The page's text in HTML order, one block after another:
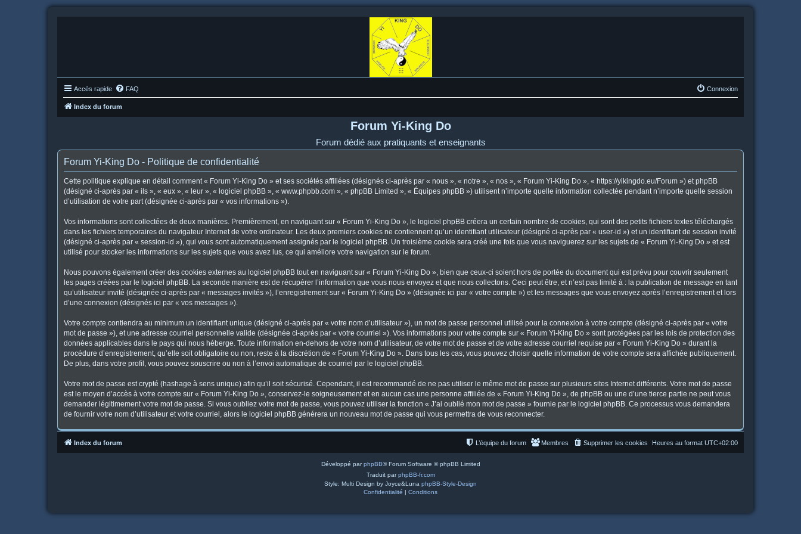
Accès rapide FAQ Connexion
Index du forum
Forum Yi-King Do
Forum dédié aux pratiquants et enseignants
Forum Yi-King Do - Politique de confidentialité
Cette politique explique en détail comment « Forum Yi-King Do » et ses sociétés affiliées (désignés ci-après par « nous », « notre », « nos », « Forum Yi-King Do », « https://yikingdo.eu/Forum ») et phpBB
(désigné ci-après par « ils », « eux », « leur », « logiciel phpBB », « www.phpbb.com », « phpBB Limited », « Équipes phpBB ») utilisent n’importe quelle information collectée pendant n’importe quelle session
d’utilisation de votre part (désignée ci-après par « vos informations »).
Vos informations sont collectées de deux manières. Premièrement, en naviguant sur « Forum Yi-King Do », le logiciel phpBB créera un certain nombre de cookies, qui sont des petits fichiers textes téléchargés
dans les fichiers temporaires du navigateur Internet de votre ordinateur. Les deux premiers cookies ne contiennent qu’un identifiant utilisateur (désigné ci-après par « user-id ») et un identifiant de session invité
(désigné ci-après par « session-id »), qui vous sont automatiquement assignés par le logiciel phpBB. Un troisième cookie sera créé une fois que vous naviguerez sur les sujets de « Forum Yi-King Do » et est
utilisé pour stocker les informations sur les sujets que vous avez lus, ce qui améliore votre navigation sur le forum.
Nous pouvons également créer des cookies externes au logiciel phpBB tout en naviguant sur « Forum Yi-King Do », bien que ceux-ci soient hors de portée du document qui est prévu pour couvrir seulement
les pages créées par le logiciel phpBB. La seconde manière est de récupérer l’information que vous nous envoyez et que nous collectons. Ceci peut être, et n’est pas limité à : la publication de message en tant
qu’utilisateur invité (désignée ci-après par « messages invités »), l’enregistrement sur « Forum Yi-King Do » (désignée ici par « votre compte ») et les messages que vous envoyez après l’enregistrement et lors
d’une connexion (désignés ici par « vos messages »).
Votre compte contiendra au minimum un identifiant unique (désigné ci-après par « votre nom d’utilisateur »), un mot de passe personnel utilisé pour la connexion à votre compte (désigné ci-après par « votre
mot de passe »), et une adresse courriel personnelle valide (désignée ci-après par « votre courriel »). Vos informations pour votre compte sur « Forum Yi-King Do » sont protégées par les lois de protection des
données applicables dans le pays qui nous héberge. Toute information en-dehors de votre nom d’utilisateur, de votre mot de passe et de votre adresse courriel requise par « Forum Yi-King Do » durant la
procédure d’enregistrement, qu’elle soit obligatoire ou non, reste à la discrétion de « Forum Yi-King Do ». Dans tous les cas, vous pouvez choisir quelle information de votre compte sera affichée publiquement.
De plus, dans votre profil, vous pouvez souscrire ou non à l’envoi automatique de courriel par le logiciel phpBB.
Votre mot de passe est crypté (hashage à sens unique) afin qu’il soit sécurisé. Cependant, il est recommandé de ne pas utiliser le même mot de passe sur plusieurs sites Internet différents. Votre mot de passe
est le moyen d’accès à votre compte sur « Forum Yi-King Do », conservez-le soigneusement et en aucun cas une personne affiliée de « Forum Yi-King Do », de phpBB ou une d’une tierce partie ne peut vous
demander légitimement votre mot de passe. Si vous oubliez votre mot de passe, vous pouvez utiliser la fonction « J’ai oublié mon mot de passe » fournie par le logiciel phpBB. Ce processus vous demandera
de fournir votre nom d’utilisateur et votre courriel, alors le logiciel phpBB générera un nouveau mot de passe qui vous permettra de vous reconnecter.
Index du forum Heures au format UTC+02:00
Supprimer les cookies
Membres
L’équipe du forum
Développé parphpBB® Forum Software © phpBB Limited
Traduit parphpBB-fr.com
Style: Multi Design by Joyce&Luna phpBB-Style-Design
Confidentialité | Conditions